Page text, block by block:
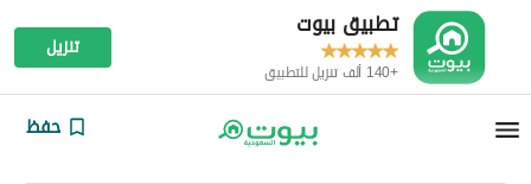
تطبيق بيوت
+140 ألف تنزيل للتطبيق
تنزيل
حفظ